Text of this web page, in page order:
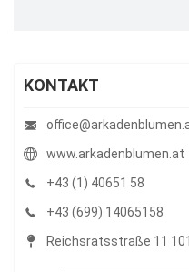
KONTAKT
www.arkadenblumen.at
+43 (1) 40651 58
+43 (699) 14065158
Reichsratsstraße 11